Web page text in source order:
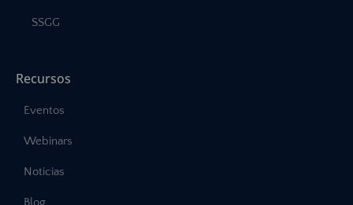
SSGG
Recursos
Eventos
Webinars
Noticias